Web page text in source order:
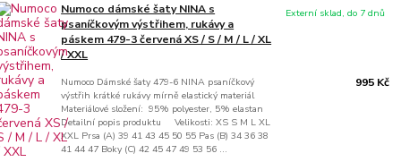
Numoco dámské šaty NINA s
psaníčkovým výstřihem, rukávy a
páskem 479-3 červená XS / S / M / L / XL
/ XXL
Numoco Dámské šaty 479-6 NINA psaníčkový
výstřih krátké rukávy mírně elastický materiál
Materiálové složení: 95% polyester, 5% elastan
Detailní popis produktu Velikosti: XS S M L XL
XXL Prsa (A) 39 41 43 45 50 55 Pas (B) 34 36 38
41 44 47 Boky (C) 42 45 47 49 53 56 ...
995 Kč
Externí sklad, do 7 dnů